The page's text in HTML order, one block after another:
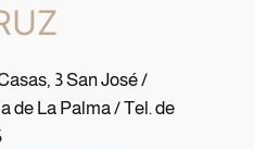
3 San José /
de La Palma / Tel. de